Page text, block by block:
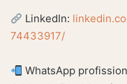
LinkedIn:
74433917/
WhatsApp